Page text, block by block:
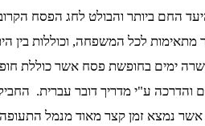
החם ביותר והבולט לחג הפסח
לכל המשפחה, וכוללות בין
ימים בחופשת פסח אשר כוללת
אשר נמצא זמן קצר מאוד מנמל